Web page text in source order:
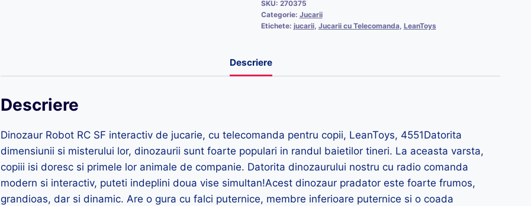
SKU: 270375
Categorie: Jucarii
Etichete: jucarii, Jucarii cu Telecomanda, LeanToys
Descriere
Descriere
Dinozaur Robot RC SF interactiv de jucarie, cu telecomanda pentru copii, LeanToys, 4551Datorita
dimensiunii si misterului lor, dinozaurii sunt foarte populari in randul baietilor tineri. La aceasta varsta,
copiii isi doresc si primele lor animale de companie. Datorita dinozaurului nostru cu radio comanda
modern si interactiv, puteti indeplini doua vise simultan!Acest dinozaur pradator este foarte frumos,
grandioas, dar si dinamic. Are o gura cu falci puternice, membre inferioare puternice si o coada